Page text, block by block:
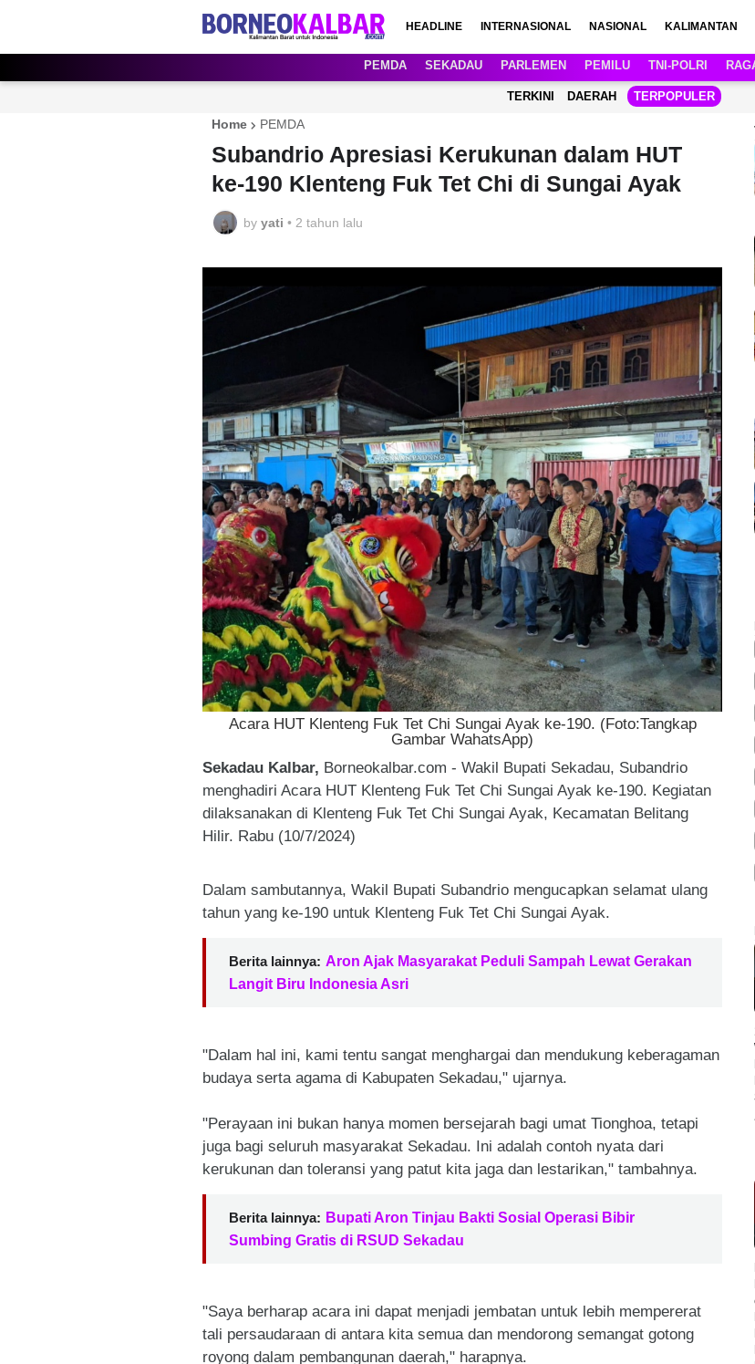
HEADLINE INTERNASIONAL NASIONAL KALIMANTAN
PEMDA SEKADAU PARLEMEN PEMILU TNI-POLRI
TERKINI DAERAH TERPOPULER
Home PEMDA
Subandrio Apresiasi Kerukunan dalam HUT
ke-190 Klenteng Fuk Tet Chi di Sungai Ayak
by yati • 2 tahun lalu
Acara HUT Klenteng Fuk Tet Chi Sungai Ayak ke-190. (Foto:Tangkap
Gambar WahatsApp)
Sekadau Kalbar, Borneokalbar.com - Wakil Bupati Sekadau, Subandrio
menghadiri Acara HUT Klenteng Fuk Tet Chi Sungai Ayak ke-190. Kegiatan
dilaksanakan di Klenteng Fuk Tet Chi Sungai Ayak, Kecamatan Belitang
Hilir. Rabu (10/7/2024)
Dalam sambutannya, Wakil Bupati Subandrio mengucapkan selamat ulang
tahun yang ke-190 untuk Klenteng Fuk Tet Chi Sungai Ayak.
Berita lainnya: Aron Ajak Masyarakat Peduli Sampah Lewat Gerakan
Langit Biru Indonesia Asri
"Dalam hal ini, kami tentu sangat menghargai dan mendukung keberagaman
budaya serta agama di Kabupaten Sekadau," ujarnya.
"Perayaan ini bukan hanya momen bersejarah bagi umat Tionghoa, tetapi
juga bagi seluruh masyarakat Sekadau. Ini adalah contoh nyata dari
kerukunan dan toleransi yang patut kita jaga dan lestarikan," tambahnya.
Berita lainnya: Bupati Aron Tinjau Bakti Sosial Operasi Bibir
Sumbing Gratis di RSUD Sekadau
"Saya berharap acara ini dapat menjadi jembatan untuk lebih mempererat
tali persaudaraan di antara kita semua dan mendorong semangat gotong
royong dalam pembangunan daerah," harapnya.